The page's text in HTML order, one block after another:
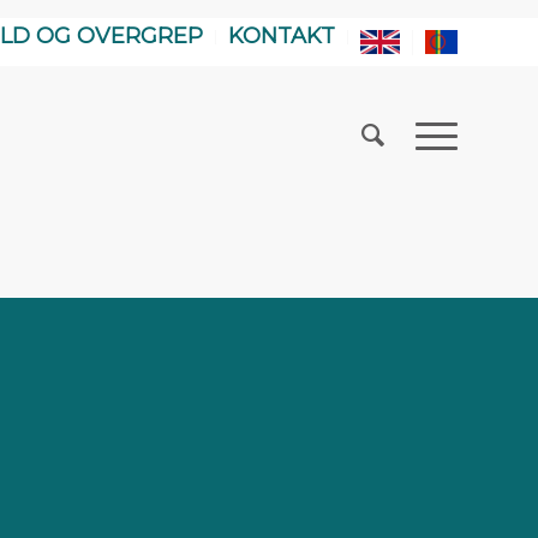
OG OVERGREP KONTAKT